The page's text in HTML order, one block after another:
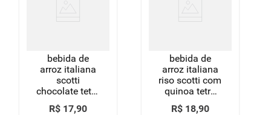
bebida de
arroz italiana
scotti
chocolate tetra
pak 1 l
R$ 17,90
bebida de
arroz italiana
riso scotti com
quinoa tetra
pak 1 l
R$ 18,90